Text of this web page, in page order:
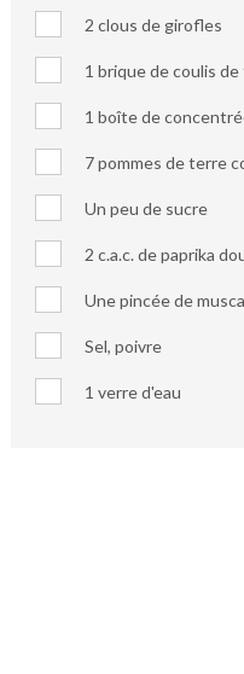
2 clous de girofles
1 brique de coulis
1 boîte de
7 pommes de terre
Un peu de sucre
2 c.a.c. de paprika
Une pincée de
Sel, poivre
1 verre d'eau